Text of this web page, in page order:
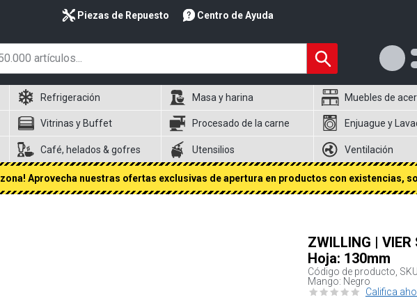
Piezas de Repuesto Centro de Ayuda
Refrigeración Masa y harina Muebles de
Vitrinas y Buffet Procesado de la carne Enjuague y
Café, helados & gofres Utensilios Ventilación
Aprovecha nuestras ofertas exclusivas de apertura en productos con existencias,
ZWILLING |
Hoja: 130mm
Código de producto, SKU
Mango: Negro
Califica